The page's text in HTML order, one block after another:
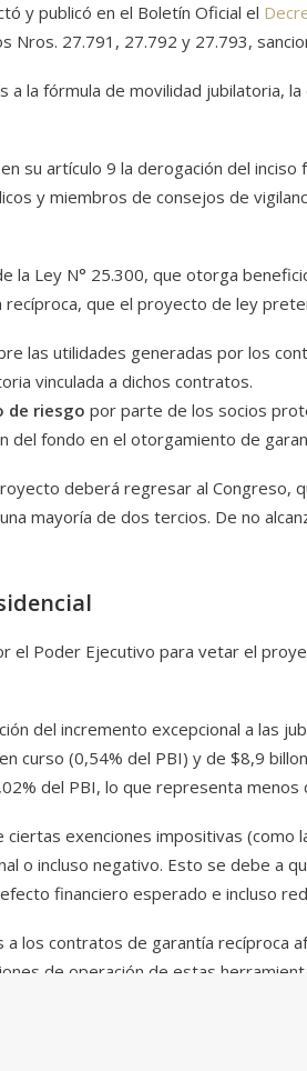
y publicó en el Boletín Oficial el
27.791, 27.792 y 27.793,
a la fórmula de movilidad jubilatoria,
su artículo 9 la derogación del
y miembros de consejos de
la Ley N° 25.300, que otorga
que el proyecto de ley
las utilidades generadas por los
vinculada a dichos contratos.
de riesgo por parte de los socios
del fondo en el otorgamiento de
deberá regresar al Congreso,
mayoría de dos tercios. De no
el Poder Ejecutivo para vetar el
del incremento excepcional a las
curso (0,54% del PBI) y de $8,9
del PBI, lo que representa
exenciones impositivas
o incluso negativo. Esto se debe a
financiero esperado e incluso
los contratos de garantía recíproca
de operación de estas